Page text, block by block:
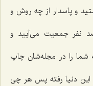
و پاسدار از چه روش و
نفر جمعیت می‌آیید و
شما را در مجله‌شان چاپ
این دنیا رفته پس هر چی